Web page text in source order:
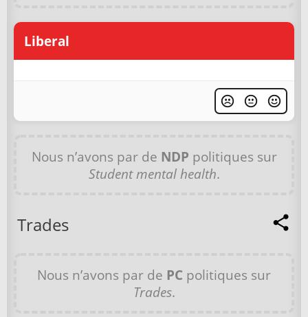
Liberal
Nous n’avons par de NDP politiques sur
Student mental health.
Trades
Nous n’avons par de PC politiques sur
Trades.